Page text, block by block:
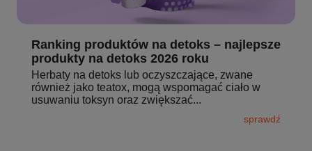
Ranking produktów na detoks – najlepsze
produkty na detoks 2026 roku
Herbaty na detoks lub oczyszczające, zwane
również jako teatox, mogą wspomagać ciało w
usuwaniu toksyn oraz zwiększać...
sprawdź